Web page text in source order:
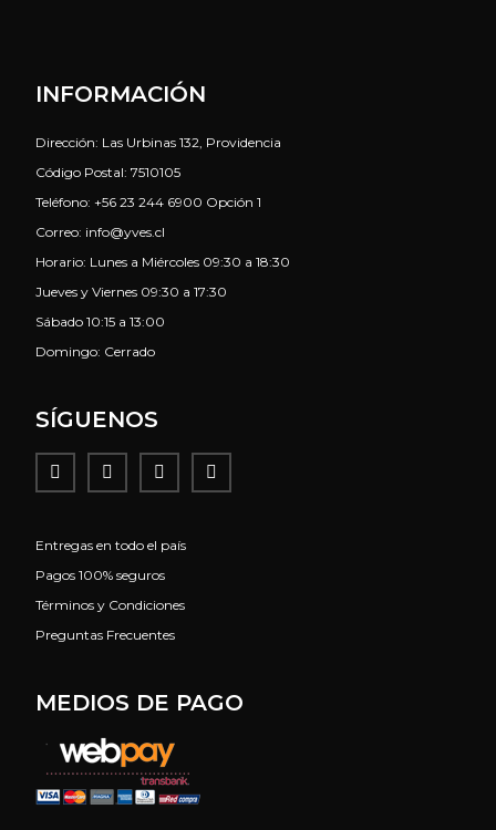
INFORMACIÓN
Dirección: Las Urbinas 132, Providencia
Código Postal: 7510105
Teléfono: +56 23 244 6900 Opción 1
Correo: info@yves.cl
Horario: Lunes a Miércoles 09:30 a 18:30
Jueves y Viernes 09:30 a 17:30
Sábado 10:15 a 13:00
Domingo: Cerrado
SÍGUENOS
Entregas en todo el país
Pagos 100% seguros
Términos y Condiciones
Preguntas Frecuentes
MEDIOS DE PAGO